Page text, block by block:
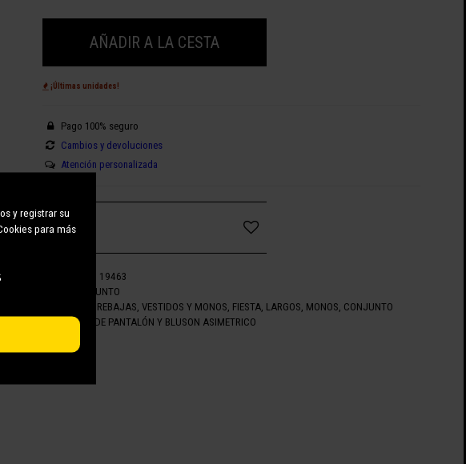
y registrar su
para más
AÑADIR A LA CESTA
¡Últimas unidades!
Pago 100% seguro
Cambios y devoluciones
Atención personalizada
19463
CONJUNTO
REBAJAS VESTIDOS Y MONOS FIESTA, LARGOS MONOS CONJUNTO
CONJUNTO DE PANTALÓN Y BLUSON ASIMETRICO